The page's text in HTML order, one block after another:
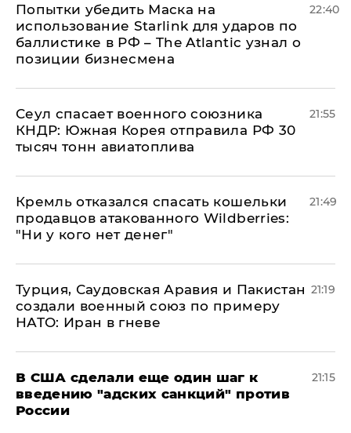
Попытки убедить Маска на
использование Starlink для ударов по
баллистике в РФ – The Atlantic узнал о
позиции бизнесмена
22:40
​Сеул спасает военного союзника
КНДР: Южная Корея отправила РФ 30
тысяч тонн авиатоплива
21:55
Кремль отказался спасать кошельки
продавцов атакованного Wildberries:
"Ни у кого нет денег"
21:49
Турция, Саудовская Аравия и Пакистан
создали военный союз по примеру
НАТО: Иран в гневе
21:19
В США сделали еще один шаг к
введению "адских санкций" против
России
21:15